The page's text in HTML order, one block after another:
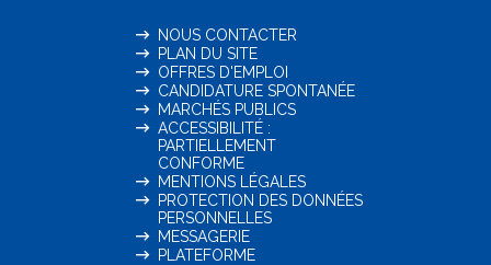
NOUS CONTACTER
PLAN DU SITE
OFFRES D'EMPLOI
CANDIDATURE SPONTANÉE
MARCHÉS PUBLICS
ACCESSIBILITÉ :
PARTIELLEMENT
CONFORME
MENTIONS LÉGALES
PROTECTION DES DONNÉES
PERSONNELLES
MESSAGERIE
PLATEFORME